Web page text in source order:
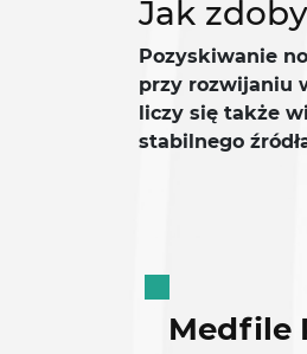
Jak
Pozyskiwanie
przy rozwijaniu
liczy się także
stabilnego
Medfile